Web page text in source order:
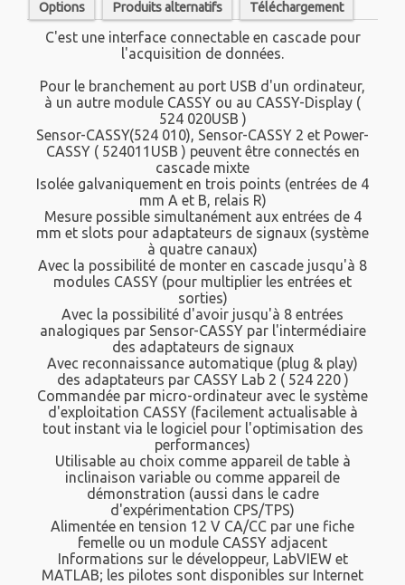
Options
Produits alternatifs Téléchargement
C'est une interface connectable en cascade pour
l'acquisition de données.
Pour le branchement au port USB d'un ordinateur,
à un autre module CASSY ou au CASSY-Display (
524 020USB )
Sensor-CASSY(524 010), Sensor-CASSY 2 et Power-
CASSY ( 524011USB ) peuvent être connectés en
cascade mixte
Isolée galvaniquement en trois points (entrées de 4
mm A et B, relais R)
Mesure possible simultanément aux entrées de 4
mm et slots pour adaptateurs de signaux (système
à quatre canaux)
Avec la possibilité de monter en cascade jusqu'à 8
modules CASSY (pour multiplier les entrées et
sorties)
Avec la possibilité d'avoir jusqu'à 8 entrées
analogiques par Sensor-CASSY par l'intermédiaire
des adaptateurs de signaux
Avec reconnaissance automatique (plug & play)
des adaptateurs par CASSY Lab 2 ( 524 220 )
Commandée par micro-ordinateur avec le système
d'exploitation CASSY (facilement actualisable à
tout instant via le logiciel pour l'optimisation des
performances)
Utilisable au choix comme appareil de table à
inclinaison variable ou comme appareil de
démonstration (aussi dans le cadre
d'expérimentation CPS/TPS)
Alimentée en tension 12 V CA/CC par une fiche
femelle ou un module CASSY adjacent
Informations sur le développeur, LabVIEW et
MATLAB; les pilotes sont disponibles sur Internet